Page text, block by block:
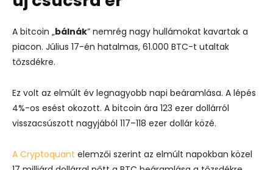
A bitcoin „bálnák” nemrég nagy hullámokat kavartak a
piacon. Július 17-én hatalmas, 61.000 BTC-t utaltak
tőzsdékre.
Ez volt az elmúlt év legnagyobb napi beáramlása. A lépés
4%-os esést okozott. A bitcoin ára 123 ezer dollárról
visszacsúszott nagyjából 117–118 ezer dollár közé.
A Cryptoquant elemzői szerint az elmúlt napokban közel